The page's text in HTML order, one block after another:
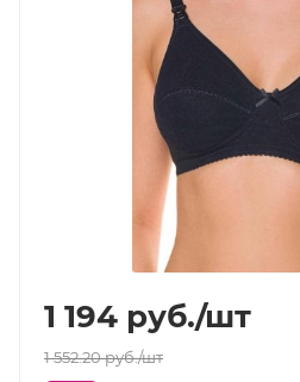
1 194 руб./шт
1 552.20руб./шт